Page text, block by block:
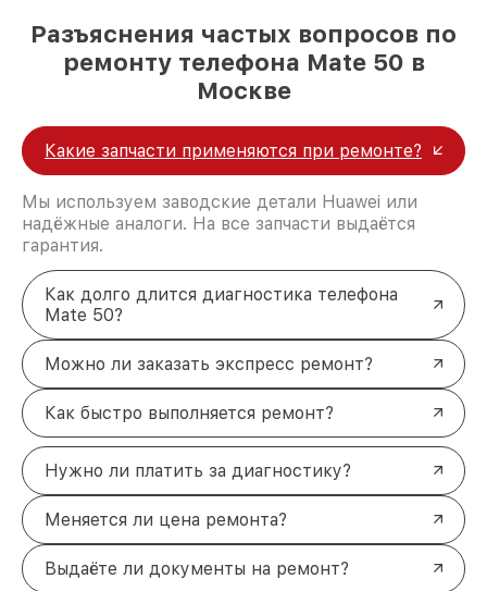
Разъяснения частых вопросов по
ремонту телефона Mate 50 в
Москве
Какие запчасти применяются при ремонте?
Мы используем заводские детали Huawei или
надёжные аналоги. На все запчасти выдаётся
гарантия.
Как долго длится диагностика телефона
Mate 50?
Можно ли заказать экспресс ремонт?
Как быстро выполняется ремонт?
Нужно ли платить за диагностику?
Меняется ли цена ремонта?
Выдаёте ли документы на ремонт?